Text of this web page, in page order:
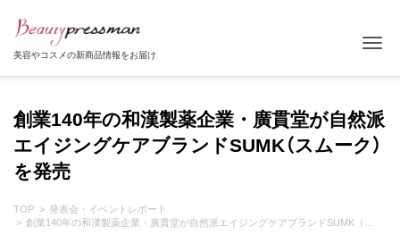
美容やコスメの新商品情報をお届け
創業140年の和漢製薬企業・廣貫堂が自然派
エイジングケアブランドSUMK（スムーク）
を発売
TOP
発表会・イベントレポート
創業140年の和漢製薬企業・廣貫堂が自然派エイジングケアブランドSUMK（スムーク）を発売